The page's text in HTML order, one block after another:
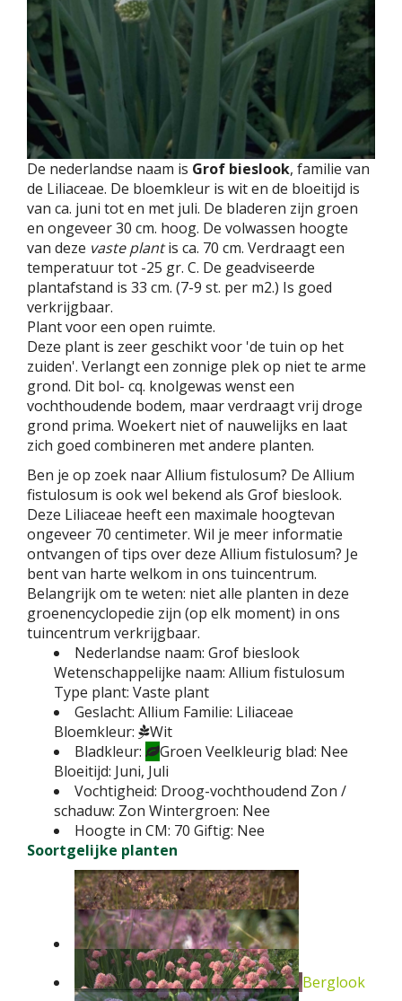
De nederlandse naam is Grof bieslook, familie van
de Liliaceae. De bloemkleur is wit en de bloeitijd is
van ca. juni tot en met juli. De bladeren zijn groen
en ongeveer 30 cm. hoog. De volwassen hoogte
van deze vaste plantis ca. 70 cm. Verdraagt een
temperatuur tot -25 gr. C. De geadviseerde
plantafstand is 33 cm. (7-9 st. per m2.) Is goed
verkrijgbaar.
Plant voor een open ruimte.
Deze plant is zeer geschikt voor 'de tuin op het
zuiden'. Verlangt een zonnige plek op niet te arme
grond. Dit bol- cq. knolgewas wenst een
vochthoudende bodem, maar verdraagt vrij droge
grond prima. Woekert niet of nauwelijks en laat
zich goed combineren met andere planten.
Ben je op zoek naar Allium fistulosum? De Allium
fistulosum is ook wel bekend als Grof bieslook.
Deze Liliaceae heeft een maximale hoogtevan
ongeveer 70 centimeter. Wil je meer informatie
ontvangen of tips over deze Allium fistulosum? Je
bent van harte welkom in ons tuincentrum.
Belangrijk om te weten: niet alle planten in deze
groenencyclopedie zijn (op elk moment) in ons
tuincentrum verkrijgbaar.
Nederlandse naam: Grof bieslook
Wetenschappelijke naam: Allium fistulosum
Type plant: Vaste plant
Geslacht: Allium Familie: Liliaceae
Bloemkleur:
Wit
Bladkleur:
Groen Veelkleurig blad: Nee
Bloeitijd: Juni, Juli
Vochtigheid: Droog-vochthoudend Zon /
schaduw: Zon Wintergroen: Nee
Hoogte in CM: 70 Giftig: Nee
Soortgelijke planten
Berglook